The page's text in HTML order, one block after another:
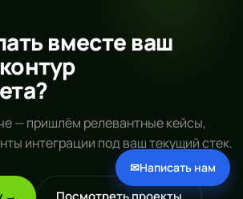
вместе ваш
— пришлём релевантные кейсы,
интеграции под ваш текущий стек.
✉Написать нам